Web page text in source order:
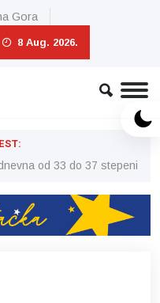
Gora
8 Aug. 2026.
od 33 do 37 stepeni